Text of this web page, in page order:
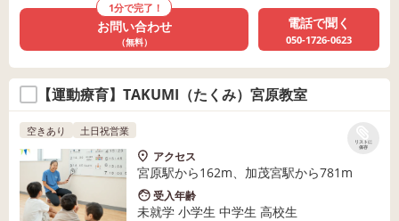
1分で完了！
お問い合わせ
（無料）
電話で聞く
050-1726-0623
【運動療育】TAKUMI（たくみ）宮原教室
リストに
保存
空きあり 土日祝営業
アクセス
宮原駅から162m、加茂宮駅から781m
受入年齢
未就学 小学生 中学生 高校生